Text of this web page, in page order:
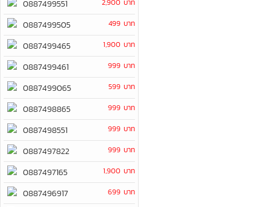
0887499551 2,900 บาท
0887499505 499 บาท
0887499465 1,900 บาท
0887499461 999 บาท
0887499065 599 บาท
0887498865 999 บาท
0887498551 999 บาท
0887497822 999 บาท
0887497165 1,900 บาท
0887496917 699 บาท